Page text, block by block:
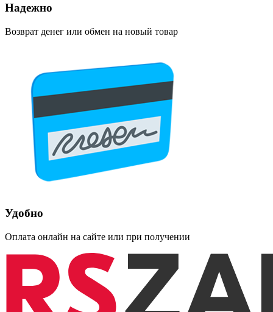
Надежно
Возврат денег или обмен на новый товар
Удобно
Оплата онлайн на сайте или при получении